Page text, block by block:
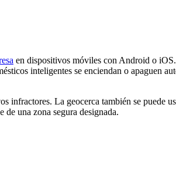
en dispositivos móviles con Android o
inteligentes se enciendan o apaguen
infractores. La geocerca también se puede
una zona segura designada.